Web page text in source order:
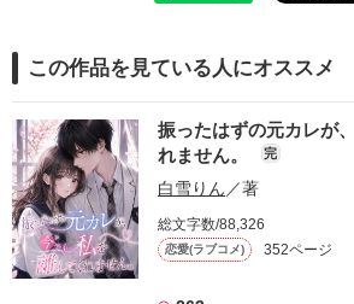
この作品を見ている人にオススメ
振ったはずの元カレが
れません。
完
白雪りん ／著
総文字数/88,326
恋愛(ラブコメ) 352ページ